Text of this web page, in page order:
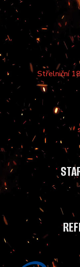
Střelniční